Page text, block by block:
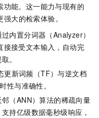
能。这一能力与现有的
大的检索体验。
内置分词器（Analyzer）
接受文本输入，自动完
。
更新词频（TF）与逆文档
性与准确性。
（ANN）算法的稀疏向量
持亿级数据毫秒级响应，